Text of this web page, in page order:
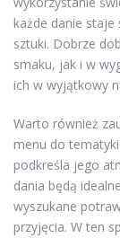
każde danie staje
sztuki. Dobrze
smaku, jak i w
ich w wyjątkowy
Warto również
menu do
podkreśla jego
dania będą
wyszukane
przyjęcia. W ten